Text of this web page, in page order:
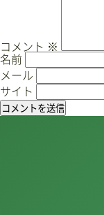
ョ
ン
コメント ※
名前
メール
サイト